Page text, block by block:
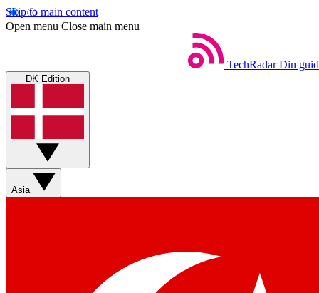
Skip to main content
Open menu Close main menu
TechRadar Din
DK Edition
Asia